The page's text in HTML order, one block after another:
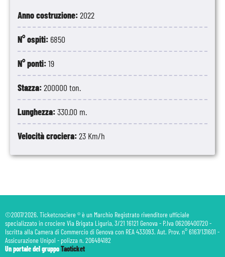
Anno costruzione:2022
N° ospiti: 6850
N° ponti:19
Stazza:200000 ton.
Lunghezza:330.00 m.
Velocità crociera:23 Km/h
©2007/2026. Ticketcrociere ® è un Marchio Registrato rivenditore ufficiale
specializzato in crociere Via Brigata Liguria, 3/21 16121 Genova - P.Iva 06206400720 -
Iscritta alla Camera di Commercio di Genova con REA 433093. Aut. Prov. n° 6167/131601 -
Assicurazione Unipol - polizza n. 206484182
Un portale del gruppoTaoticket